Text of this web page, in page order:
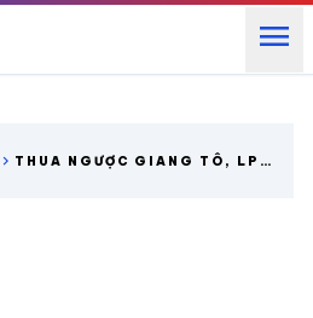
menu
chevron_right THUA NGƯỢC GIANG TÔ, LPB